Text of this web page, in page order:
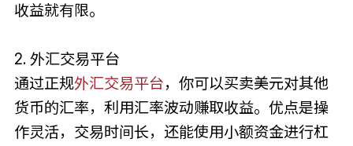
收益就有限。
2. 外汇交易平台
通过正规外汇交易平台，你可以买卖美元对其他
货币的汇率，利用汇率波动赚取收益。优点是操
作灵活，交易时间长，还能使用小额资金进行杠